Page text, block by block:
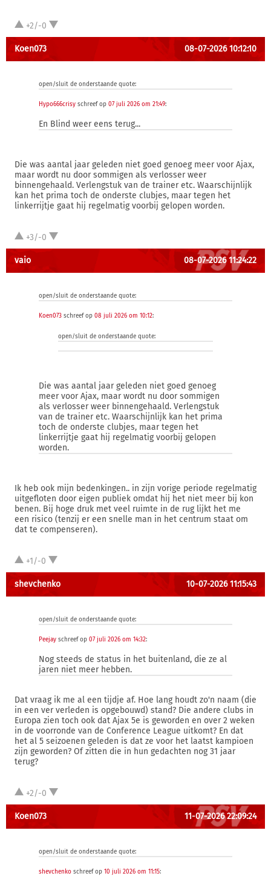
+2/-0
Koen073 08-07-2026 10:12:10
open/sluit de onderstaande quote:
Hypo666crisy schreef op 07 juli 2026 om 21:49:
En Blind weer eens terug...
Die was aantal jaar geleden niet goed genoeg meer voor Ajax,
maar wordt nu door sommigen als verlosser weer
binnengehaald. Verlengstuk van de trainer etc. Waarschijnlijk
kan het prima toch de onderste clubjes, maar tegen het
linkerrijtje gaat hij regelmatig voorbij gelopen worden.
+3/-0
vaio 08-07-2026 11:24:22
open/sluit de onderstaande quote:
Koen073 schreef op 08 juli 2026 om 10:12:
open/sluit de onderstaande quote:
Die was aantal jaar geleden niet goed genoeg
meer voor Ajax, maar wordt nu door sommigen
als verlosser weer binnengehaald. Verlengstuk
van de trainer etc. Waarschijnlijk kan het prima
toch de onderste clubjes, maar tegen het
linkerrijtje gaat hij regelmatig voorbij gelopen
worden.
Ik heb ook mijn bedenkingen.. in zijn vorige periode regelmatig
uitgefloten door eigen publiek omdat hij het niet meer bij kon
benen. Bij hoge druk met veel ruimte in de rug lijkt het me
een risico (tenzij er een snelle man in het centrum staat om
dat te compenseren).
+1/-0
shevchenko 10-07-2026 11:15:43
open/sluit de onderstaande quote:
Peejay schreef op 07 juli 2026 om 14:32:
Nog steeds de status in het buitenland, die ze al
jaren niet meer hebben.
Dat vraag ik me al een tijdje af. Hoe lang houdt zo'n naam (die
in een ver verleden is opgebouwd) stand? Die andere clubs in
Europa zien toch ook dat Ajax 5e is geworden en over 2 weken
in de voorronde van de Conference League uitkomt? En dat
het al 5 seizoenen geleden is dat ze voor het laatst kampioen
zijn geworden? Of zitten die in hun gedachten nog 31 jaar
terug?
+2/-0
Koen073 11-07-2026 22:09:24
open/sluit de onderstaande quote:
shevchenko schreef op 10 juli 2026 om 11:15: